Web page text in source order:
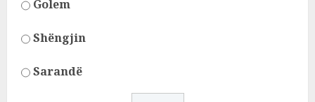
Golem
Shëngjin
Sarandë